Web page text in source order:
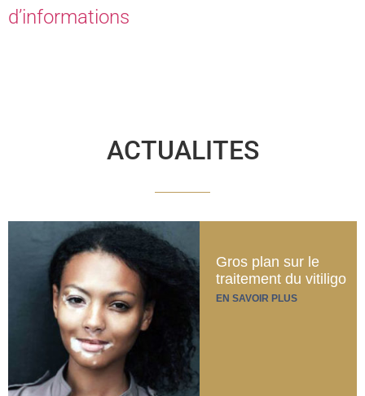
d’informations
ACTUALITES
Gros plan sur le
traitement du vitiligo
EN SAVOIR PLUS